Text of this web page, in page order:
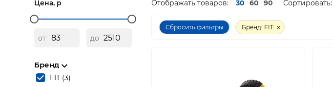
Цена, р
от до
Бренд
FIT (3)
Отображать товаров: 30 60 90 Сортировать:
Сбросить фильтры Бренд: FIT